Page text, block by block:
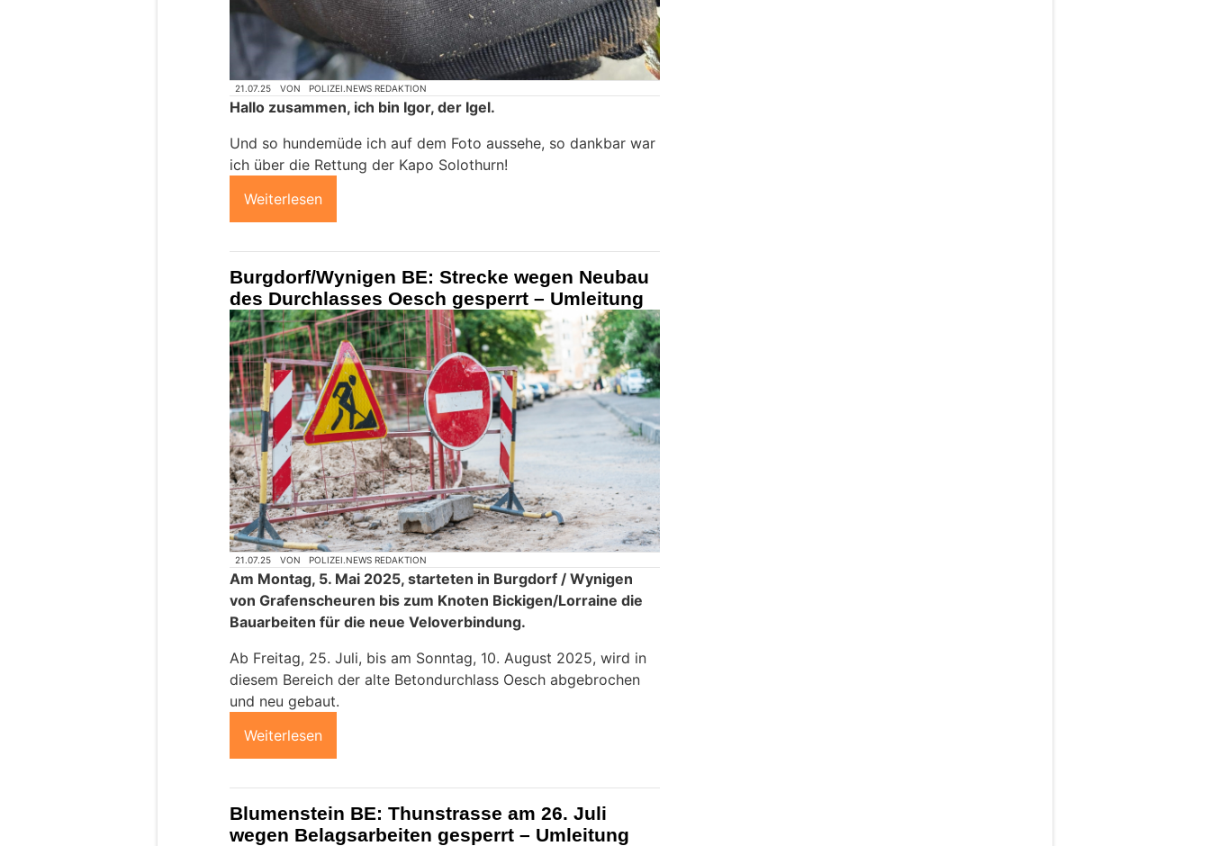
21.07.25 VON POLIZEI.NEWS REDAKTION
Hallo zusammen, ich bin Igor, der Igel.
Und so hundemüde ich auf dem Foto aussehe, so dankbar war
ich über die Rettung der Kapo Solothurn!
Weiterlesen
Burgdorf/Wynigen BE: Strecke wegen Neubau
des Durchlasses Oesch gesperrt – Umleitung
21.07.25 VON POLIZEI.NEWS REDAKTION
Am Montag, 5. Mai 2025, starteten in Burgdorf / Wynigen
von Grafenscheuren bis zum Knoten Bickigen/Lorraine die
Bauarbeiten für die neue Veloverbindung.
Ab Freitag, 25. Juli, bis am Sonntag, 10. August 2025, wird in
diesem Bereich der alte Betondurchlass Oesch abgebrochen
und neu gebaut.
Weiterlesen
Blumenstein BE: Thunstrasse am 26. Juli
wegen Belagsarbeiten gesperrt – Umleitung